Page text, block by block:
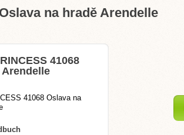
na hradě Arendelle
41068
41068 Oslava na